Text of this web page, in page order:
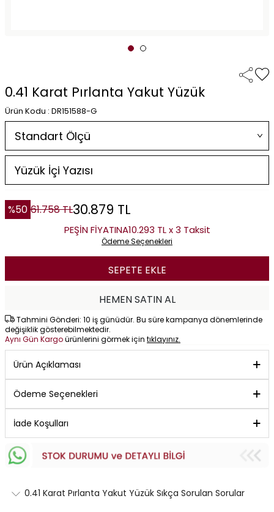
0.41 Karat Pırlanta Yakut Yüzük
Ürün Kodu : DR151588-G
%50 61.758TL30.879 TL
PEŞİN FİYATINA10.293 TL x 3 Taksit
Ödeme Seçenekleri
SEPETE EKLE
HEMEN SATIN AL
Tahmini Gönderi: 10 iş günüdür. Bu süre kampanya dönemlerinde
değişiklik gösterebilmektedir.
Aynı Gün Kargoürünlerini görmek için tıklayınız.
Ürün Açıklaması
Ödeme Seçenekleri
İade Koşulları
0.41 Karat Pırlanta Yakut Yüzük Sıkça Sorulan Sorular